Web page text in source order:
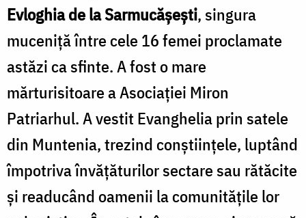
Evloghia de la Sarmucășești, singura
muceniță între cele 16 femei proclamate
astăzi ca sfinte. A fost o mare
mărturisitoare a Asociației Miron
Patriarhul. A vestit Evanghelia prin satele
din Muntenia, trezind conștiințele, luptând
împotriva învățăturilor sectare sau rătăcite
și readucând oamenii la comunitățile lor